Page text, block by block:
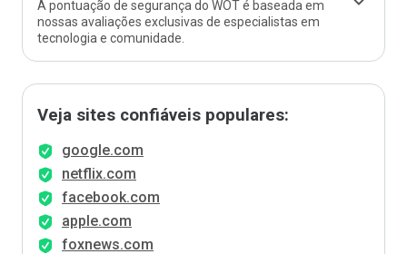
A pontuação de segurança do WOT é baseada em
nossas avaliações exclusivas de especialistas em
tecnologia e comunidade.
Veja sites confiáveis populares:
google.com
netflix.com
facebook.com
apple.com
foxnews.com